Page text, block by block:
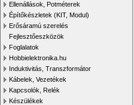
Ellenállások, Potméterek
Építőkészletek (KIT, Modul)
Erősáramú szerelés
Fejlesztőeszközök
Foglalatok
Hobbielektronika.hu
Induktivitás, Transzformátor
Kábelek, Vezetékek
Kapcsolók, Relék
Készülékek